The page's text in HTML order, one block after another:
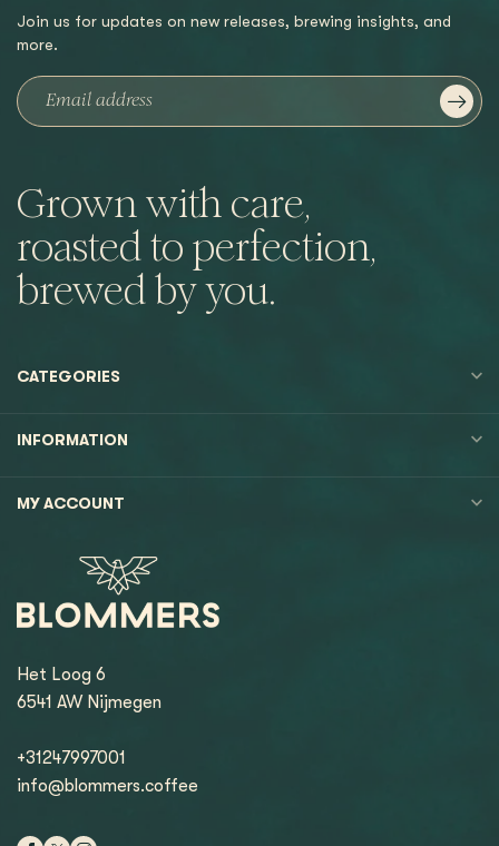
Grown with care,
roasted to perfection,
brewed by you.
Join us for updates on new releases, brewing insights, and
more.
CATEGORIES
INFORMATION
MY ACCOUNT
Het Loog 6
6541 AW Nijmegen
+31247997001
info@blommers.coffee